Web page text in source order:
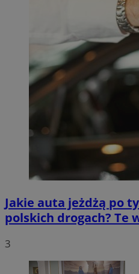
Jakie auta jeżdżą po
polskich drogach? Te
3